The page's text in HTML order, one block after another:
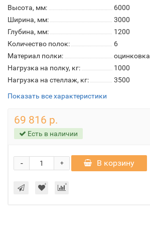
Высота, мм:
6000
Ширина, мм:
3000
Глубина, мм:
1200
Количество полок:
6
Материал полки:
оцинковка
Нагрузка на полку, кг:
1000
Нагрузка на стеллаж, кг:
3500
Показать все характеристики
69 816 р.
Есть в наличии
+
- В корзину